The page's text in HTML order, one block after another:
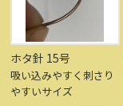
ホタ針 15号
吸い込みやすく刺さり
やすいサイズ